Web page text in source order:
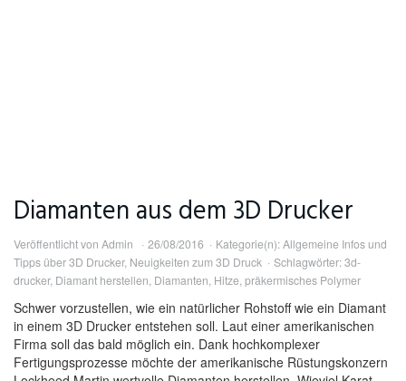
Diamanten aus dem 3D Drucker
Veröffentlicht von Admin 26/08/2016 Kategorie(n):Allgemeine Infos und
Tipps über 3D Drucker, Neuigkeiten zum 3D Druck Schlagwörter:3d-
drucker, Diamant herstellen, Diamanten, Hitze, präkermisches Polymer
Schwer vorzustellen, wie ein natürlicher Rohstoff wie ein Diamant
in einem 3D Drucker entstehen soll. Laut einer amerikanischen
Firma soll das bald möglich ein. Dank hochkomplexer
Fertigungsprozesse möchte der amerikanische Rüstungskonzern